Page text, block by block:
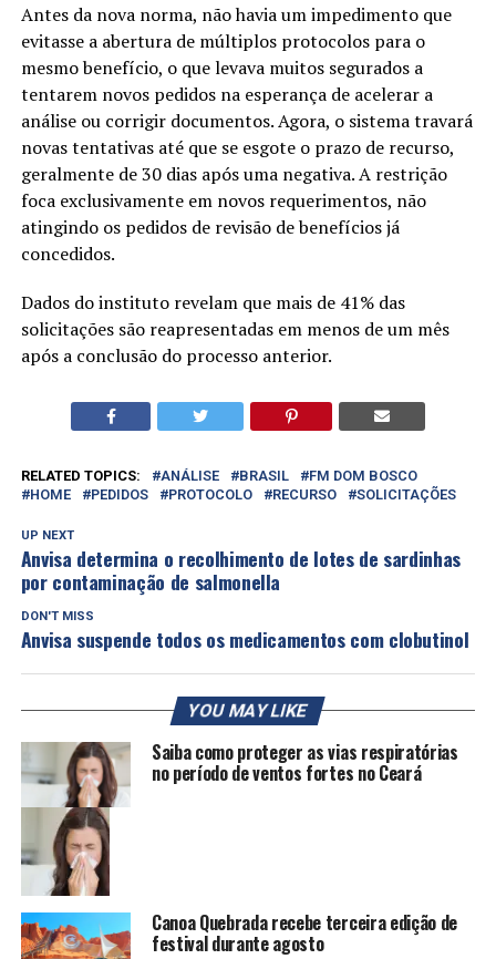
Antes da nova norma, não havia um impedimento que
evitasse a abertura de múltiplos protocolos para o
mesmo benefício, o que levava muitos segurados a
tentarem novos pedidos na esperança de acelerar a
análise ou corrigir documentos. Agora, o sistema travará
novas tentativas até que se esgote o prazo de recurso,
geralmente de 30 dias após uma negativa. A restrição
foca exclusivamente em novos requerimentos, não
atingindo os pedidos de revisão de benefícios já
concedidos.
Dados do instituto revelam que mais de 41% das
solicitações são reapresentadas em menos de um mês
após a conclusão do processo anterior.
RELATED TOPICS: ANÁLISE BRASIL
FM DOM BOSCO
HOME
PEDIDOS PROTOCOLO RECURSO SOLICITAÇÕES
UP NEXT
Anvisa determina o recolhimento de lotes de sardinhas
por contaminação de salmonella
DON'T MISS
Anvisa suspende todos os medicamentos com clobutinol
YOU MAY LIKE
Saiba como proteger as vias respiratórias
no período de ventos fortes no Ceará
Canoa Quebrada recebe terceira edição de
festival durante agosto